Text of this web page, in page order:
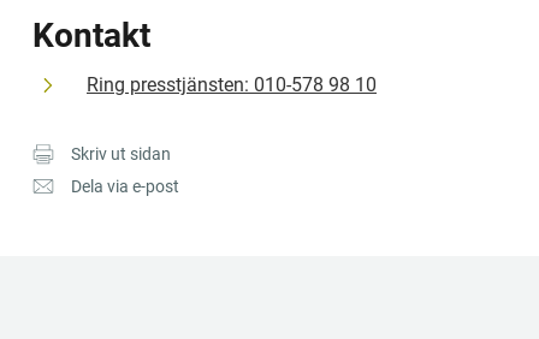
Kontakt
Ring presstjänsten: 010-578 98 10
Skriv ut sidan
Dela via e-post